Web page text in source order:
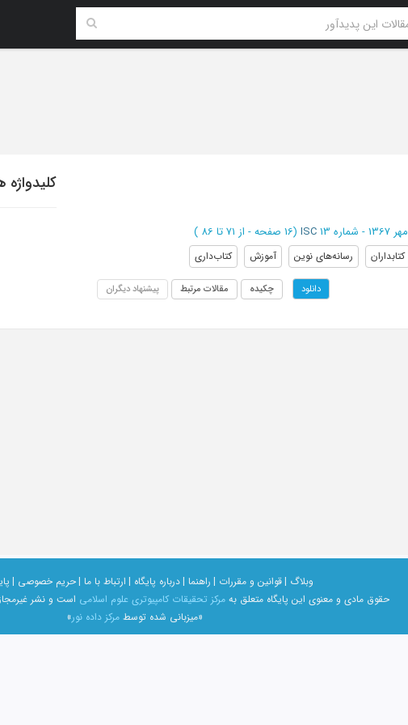
مهر 1367 - شماره 13 ISC (‎16 صفحه - از 71 تا 86 )
کتابداران رسانه‌های نوین آموزش کتاب‌داری
دانلود چکیده مقالات مرتبط پیشنهاد دیگران
وبلاگ |قوانین و مقررات | راهنما |درباره پایگاه | ارتباط با ما |حریم خصوصی |
حقوق مادی و معنوی اين پايگاه متعلق به مرکز تحقیقات کامپیوتری علوم اسلامی است و نشر
«میزبانی شده توسطمرکز داده نور»